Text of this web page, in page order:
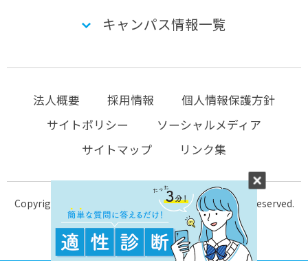
キャンパス情報一覧
法人概要 採用情報
個人情報保護方針
サイトポリシー
ソーシャルメディア
サイトマップ
リンク集
Copyright © 2004-2026 KTC-school.com All Rights Reserved.